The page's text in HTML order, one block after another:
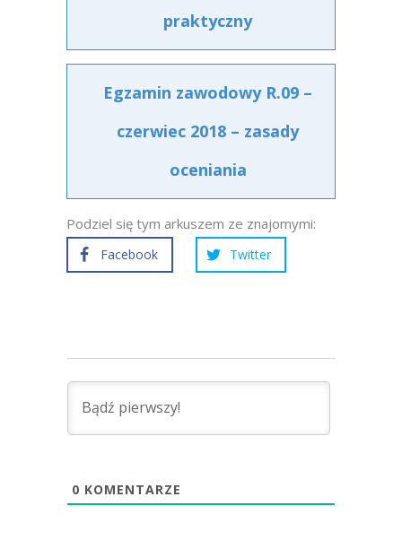
praktyczny
Egzamin zawodowy R.09 –
czerwiec 2018 – zasady
oceniania
Podziel się tym arkuszem ze znajomymi:
Facebook Twitter
0 KOMENTARZE